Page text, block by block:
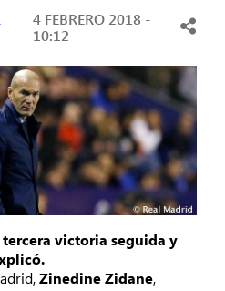
4 FEBRERO 2018 -
10:12
victoria seguida y
Zinedine Zidane,